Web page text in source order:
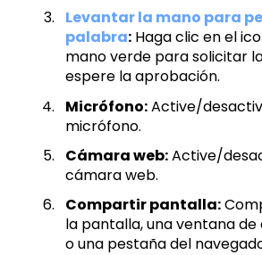
Levantar la mano para
palabra: Haga clic en el
mano verde para solicitar
espere la aprobación.
Micrófono:Active/
micrófono.
Cámara web:Active/
cámara web.
Compartir pantalla:
la pantalla, una ventana
o una pestaña del